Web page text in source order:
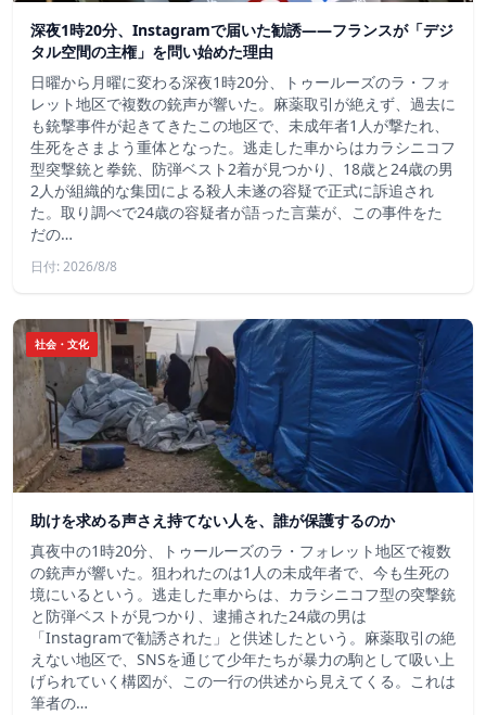
深夜1時20分、Instagramで届いた勧誘――フランスが「デジ
タル空間の主権」を問い始めた理由
日曜から月曜に変わる深夜1時20分、トゥールーズのラ・フォ
レット地区で複数の銃声が響いた。麻薬取引が絶えず、過去に
も銃撃事件が起きてきたこの地区で、未成年者1人が撃たれ、
生死をさまよう重体となった。逃走した車からはカラシニコフ
型突撃銃と拳銃、防弾ベスト2着が見つかり、18歳と24歳の男
2人が組織的な集団による殺人未遂の容疑で正式に訴追され
た。取り調べで24歳の容疑者が語った言葉が、この事件をた
だの…
日付: 2026/8/8
社会・文化
助けを求める声さえ持てない人を、誰が保護するのか
真夜中の1時20分、トゥールーズのラ・フォレット地区で複数
の銃声が響いた。狙われたのは1人の未成年者で、今も生死の
境にいるという。逃走した車からは、カラシニコフ型の突撃銃
と防弾ベストが見つかり、逮捕された24歳の男は
「Instagramで勧誘された」と供述したという。麻薬取引の絶
えない地区で、SNSを通じて少年たちが暴力の駒として吸い上
げられていく構図が、この一行の供述から見えてくる。これは
筆者の…